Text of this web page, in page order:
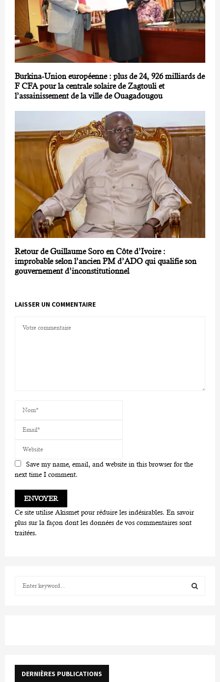
Burkina-Union européenne : plus de 24, 926 milliards de
F CFA pour la centrale solaire de Zagtouli et
l’assainissement de la ville de Ouagadougou
Retour de Guillaume Soro en Côte d’Ivoire :
improbable selon l’ancien PM d’ADO qui qualifie son
gouvernement d’inconstitutionnel
LAISSER UN COMMENTAIRE
Save my name, email, and website in this browser for the
next time I comment.
Ce site utilise Akismet pour réduire les indésirables. En savoir
plus sur la façon dont les données de vos commentaires sont
traitées.
r
DERNIÈRES PUBLICATIONS